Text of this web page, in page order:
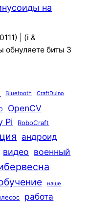
на
| (i &
обнуляете биты 3
Bluetooth CraftDuino
OpenCV
Pi RoboCraft
андроид
видео военный
наше
работа